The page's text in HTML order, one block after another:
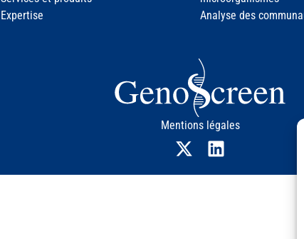
Expertise
Analyse des
Mentions légales